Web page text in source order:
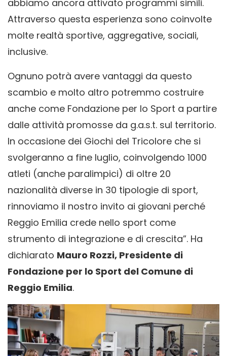
abbiamo ancora attivato programmi simili.
Attraverso questa esperienza sono coinvolte
molte realtà sportive, aggregative, sociali,
inclusive.
Ognuno potrà avere vantaggi da questo
scambio e molto altro potremmo costruire
anche come Fondazione per lo Sport a partire
dalle attività promosse da g.a.s.t. sul territorio.
In occasione dei Giochi del Tricolore che si
svolgeranno a fine luglio, coinvolgendo 1000
atleti (anche paralimpici) di oltre 20
nazionalità diverse in 30 tipologie di sport,
rinnoviamo il nostro invito ai giovani perché
Reggio Emilia crede nello sport come
strumento di integrazione e di crescita”. Ha
dichiarato Mauro Rozzi, Presidente di
Fondazione per lo Sport del Comune di
Reggio Emilia.